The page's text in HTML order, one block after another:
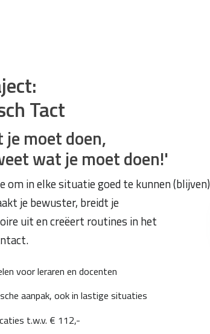
Tact
moet doen,
wat je moet doen!'
om in elke situatie goed te kunnen (blijven)
je bewuster, breidt je
uit en creëert routines in het
voor leraren en docenten
aanpak, ook in lastige situaties
t.w.v. € 112,-